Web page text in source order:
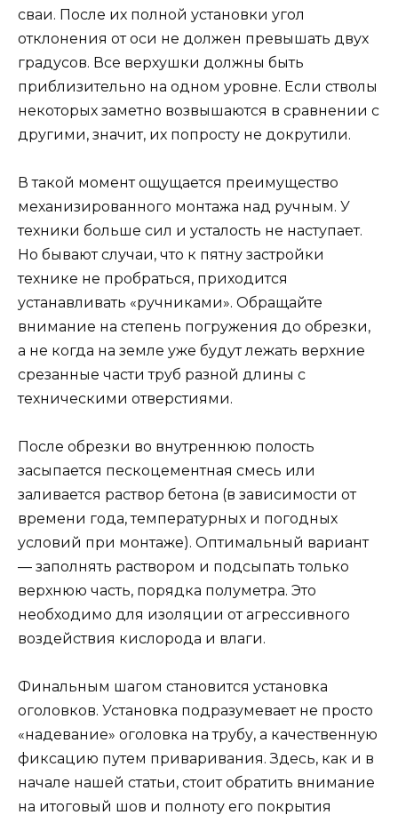
сваи. После их полной установки угол
отклонения от оси не должен превышать двух
градусов. Все верхушки должны быть
приблизительно на одном уровне. Если стволы
некоторых заметно возвышаются в сравнении с
другими, значит, их попросту не докрутили.
В такой момент ощущается преимущество
механизированного монтажа над ручным. У
техники больше сил и усталость не наступает.
Но бывают случаи, что к пятну застройки
технике не пробраться, приходится
устанавливать «ручниками». Обращайте
внимание на степень погружения до обрезки,
а не когда на земле уже будут лежать верхние
срезанные части труб разной длины с
техническими отверстиями.
После обрезки во внутреннюю полость
засыпается пескоцементная смесь или
заливается раствор бетона (в зависимости от
времени года, температурных и погодных
условий при монтаже). Оптимальный вариант
— заполнять раствором и подсыпать только
верхнюю часть, порядка полуметра. Это
необходимо для изоляции от агрессивного
воздействия кислорода и влаги.
Финальным шагом становится установка
оголовков. Установка подразумевает не просто
«надевание» оголовка на трубу, а качественную
фиксацию путем приваривания. Здесь, как и в
начале нашей статьи, стоит обратить внимание
на итоговый шов и полноту его покрытия